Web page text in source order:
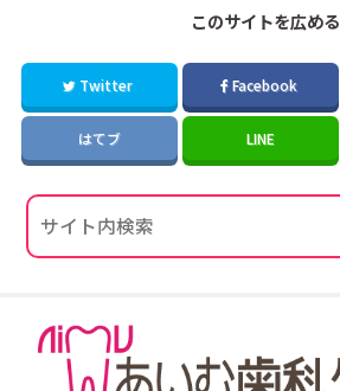
このサイトを広める
Twitter Facebook
はてブ LINE